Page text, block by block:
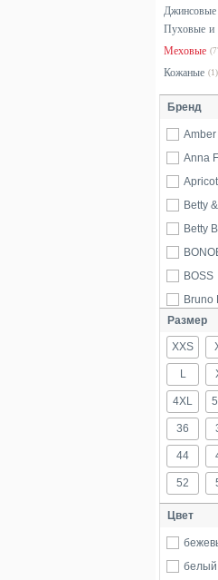
Джинсовые
Пуховые и
Меховые
Кожаные (1)
Бренд
Anna
Apricot
Betty
Betty
BOSS
Bruno
Cache
DKNY
Elara
faina
From
Размер
XXS
L
4XL
36
44
52
Цвет
белый